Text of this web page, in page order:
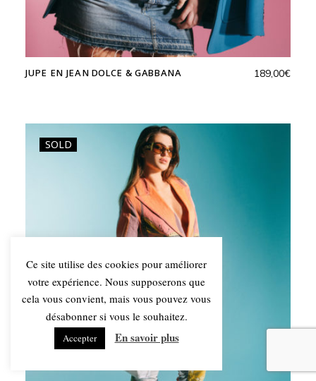
JUPE EN JEAN DOLCE & GABBANA 189,00€
SOLD
Ce site utilise des cookies pour améliorer
votre expérience. Nous supposerons que
cela vous convient, mais vous pouvez vous
désabonner si vous le souhaitez.
Accepter En savoir plus